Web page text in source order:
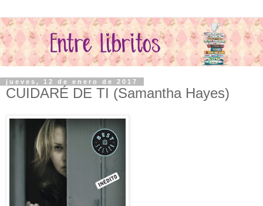
jueves, 12 de enero de 2017
CUIDARÉ DE TI (Samantha Hayes)